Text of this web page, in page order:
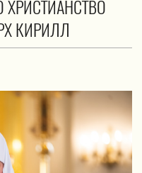
ХРИСТИАНСТВО
КИРИЛЛ